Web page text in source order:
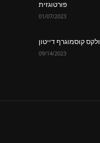
פורטוגזית
01/07/2023
קוסמוגרף דייטון
09/14/2023